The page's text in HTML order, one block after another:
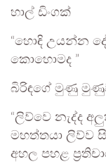
හාල් ඩිංගක්
“හොඳි උයන්න
කොහොමද ”
බිරිඳගේ මුණු
“ලිව්වෙ නැද්ද
මහත්තයා ලිව්ව
අහල පහළ